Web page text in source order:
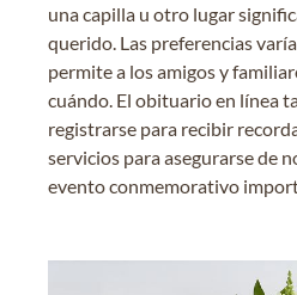
una capilla u otro lugar
querido. Las preferencias
permite a los amigos y
cuándo. El obituario en línea
registrarse para recibir
servicios para asegurarse de
evento conmemorativo